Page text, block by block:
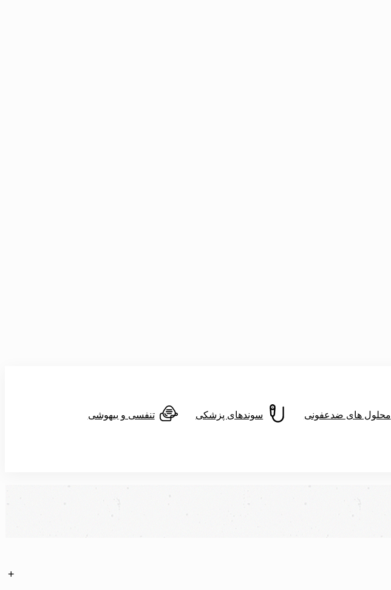
محلول های ضدعفونی سوندهای پزشکی تنفسی و بیهوشی